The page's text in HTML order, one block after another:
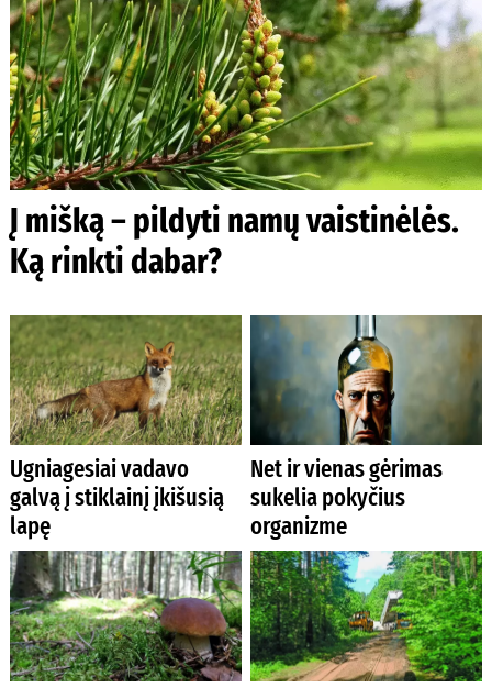
Į mišką – pildyti namų vaistinėlės.
Ką rinkti dabar?
Ugniagesiai vadavo
galvą į stiklainį įkišusią
lapę
Net ir vienas gėrimas
sukelia pokyčius
organizme